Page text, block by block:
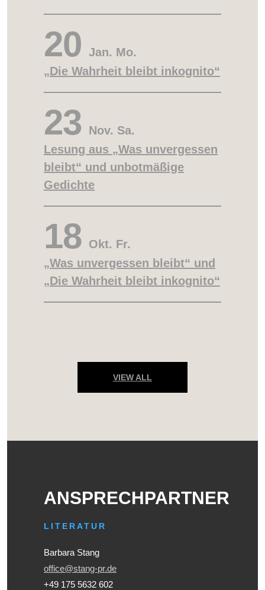
20 Jan. Mo.
„Die Wahrheit bleibt inkognito“
23 Nov. Sa.
Lesung aus „Was unvergessen
bleibt“ und unbotmäßige
Gedichte
18 Okt. Fr.
„Was unvergessen bleibt“ und
„Die Wahrheit bleibt inkognito“
VIEW ALL
ANSPRECHPARTNER
LITERATUR
Barbara Stang
office@stang-pr.de
+49 175 5632 602